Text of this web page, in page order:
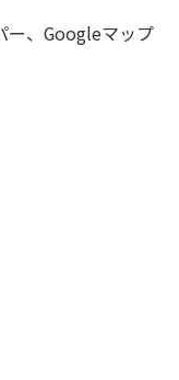
ー、Googleマップ